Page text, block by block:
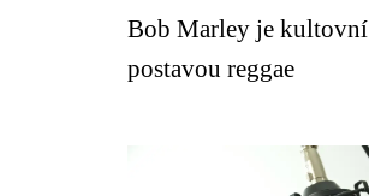
Bob Marley je kultovní
postavou reggae